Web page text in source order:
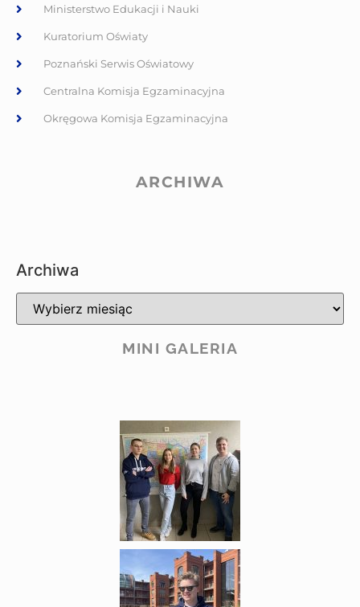
Ministerstwo Edukacji i Nauki
Kuratorium Oświaty
Poznański Serwis Oświatowy
Centralna Komisja Egzaminacyjna
Okręgowa Komisja Egzaminacyjna
ARCHIWA
Archiwa
MINI GALERIA